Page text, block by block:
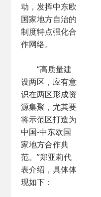
动，发挥中东欧
国家地方自治的
制度特点强化合
作网络。
“高质量建
设两区，应有意
识在两区形成资
源集聚，尤其要
将示范区打造为
中国-中东欧国
家地方合作典
范。”郑亚莉代
表介绍，具体体
现如下：